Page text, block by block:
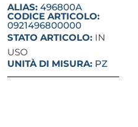
ALIAS:496800A
CODICE ARTICOLO:
0921496800000
STATO ARTICOLO: IN
USO
UNITÀ DI MISURA:PZ